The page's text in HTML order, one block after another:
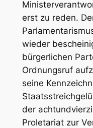
erst zu reden.
wieder
bürgerlichen
Ordnungsruf
seine
der
Proletariat zur